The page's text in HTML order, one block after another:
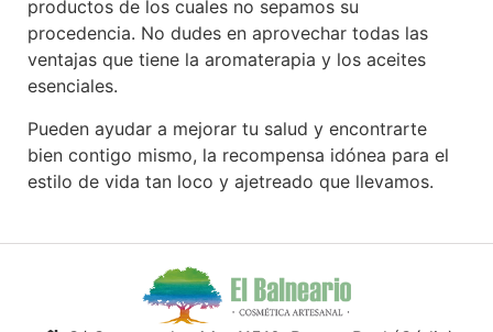
productos de los cuales no sepamos su
procedencia. No dudes en aprovechar todas las
ventajas que tiene la aromaterapia y los aceites
esenciales.
Pueden ayudar a mejorar tu salud y encontrarte
bien contigo mismo, la recompensa idónea para el
estilo de vida tan loco y ajetreado que llevamos.